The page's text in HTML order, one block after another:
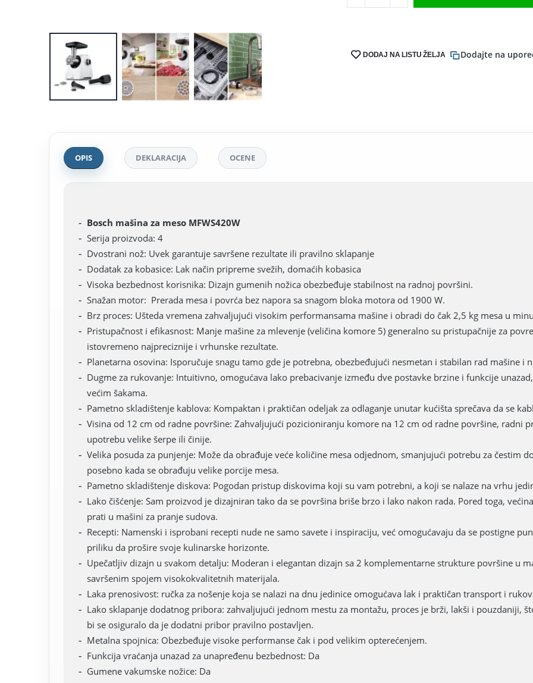
DODAJ NA LISTU ŽELJA Dodajte na
OPIS DEKLARACIJA OCENE
Bosch mašina za meso MFWS420W
Serija proizvoda: 4
Dvostrani nož: Uvek garantuje savršene rezultate ili pravilno sklapanje
Dodatak za kobasice: Lak način pripreme svežih, domaćih kobasica
Visoka bezbednost korisnika: Dizajn gumenih nožica obezbeđuje stabilnost na radnoj površini.
Snažan motor: Prerada mesa i povrća bez napora sa snagom bloka motora od 1900 W.
Brz proces: Ušteda vremena zahvaljujući visokim performansama mašine i obradi do čak 2,5 kg mesa u
Pristupačnost i efikasnost: Manje mašine za mlevenje (veličina komore 5) generalno su pristupačnije za
istovremeno najpreciznije i vrhunske rezultate.
Planetarna osovina: Isporučuje snagu tamo gde je potrebna, obezbeđujući nesmetan i stabilan rad mašine i
Dugme za rukovanje: Intuitivno, omogućava lako prebacivanje između dve postavke brzine i funkcije
većim šakama.
Pametno skladištenje kablova: Kompaktan i praktičan odeljak za odlaganje unutar kućišta sprečava da se
Visina od 12 cm od radne površine: Zahvaljujući pozicioniranju komore na 12 cm od radne površine, radni
upotrebu velike šerpe ili činije.
Velika posuda za punjenje: Može da obrađuje veće količine mesa odjednom, smanjujući potrebu za čestim
posebno kada se obrađuju velike porcije mesa.
Pametno skladištenje diskova: Pogodan pristup diskovima koji su vam potrebni, a koji se nalaze na vrhu
Lako čišćenje: Sam proizvod je dizajniran tako da se površina briše brzo i lako nakon rada. Pored toga,
prati u mašini za pranje sudova.
Recepti: Namenski i isprobani recepti nude ne samo savete i inspiraciju, već omogućavaju da se postigne
priliku da prošire svoje kulinarske horizonte.
Upečatljiv dizajn u svakom detalju: Moderan i elegantan dizajn sa 2 komplementarne strukture površine u
savršenim spojem visokokvalitetnih materijala.
Laka prenosivost: ručka za nošenje koja se nalazi na dnu jedinice omogućava lak i praktičan transport i
Lako sklapanje dodatnog pribora: zahvaljujući jednom mestu za montažu, proces je brži, lakši i pouzdaniji,
bi se osiguralo da je dodatni pribor pravilno postavljen.
Metalna spojnica: Obezbeđuje visoke performanse čak i pod velikim opterećenjem.
Funkcija vraćanja unazad za unapređenu bezbednost: Da
Gumene vakumske nožice: Da